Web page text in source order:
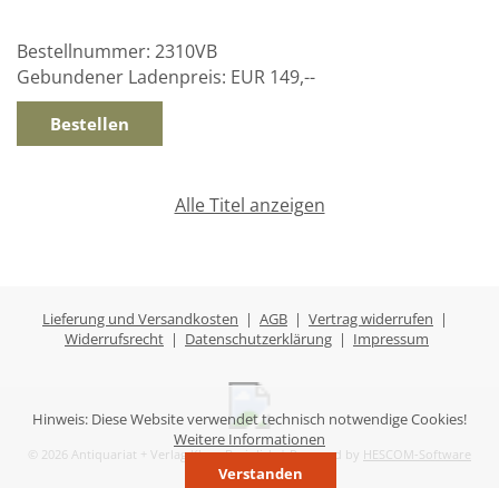
Hinweis: Diese Website verwendet technisch notwendige Cookies!
Weitere Informationen
Verstanden
Bestellnummer: 2310VB
Gebundener Ladenpreis: EUR 149,--
Alle Titel anzeigen
Lieferung und Versandkosten | AGB | Vertrag widerrufen |
Widerrufsrecht | Datenschutzerklärung | Impressum
© 2026 Antiquariat + Verlag Klaus Breinlich | Powered by HESCOM-Software